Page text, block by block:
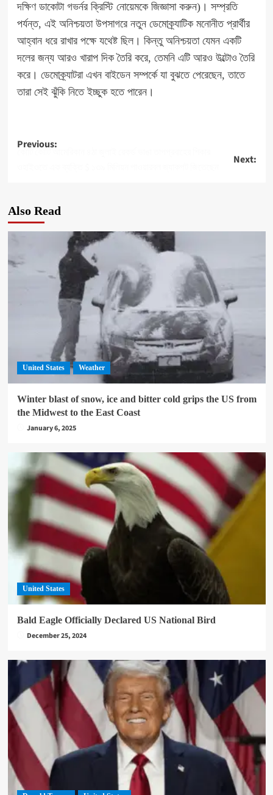
দক্ষিণ ডাকোটা গভর্নর ক্রিস্টি নোয়েমকে জিজ্ঞাসা করুন)। সম্প্রতি
পর্যন্ত, এই অনিশ্চয়তা উপসাগরে নতুন ডেমোক্র্যাটিক মনোনীত প্রার্থীর
আহ্বান ধরে রাখার পক্ষে যথেষ্ট ছিল। কিন্তু অনিশ্চয়তা যেমন একটি
দলের জন্য আরও খারাপ দিক তৈরি করে, তেমনি এটি আরও উল্টোও তৈরি
করে। ডেমোক্র্যাটরা এখন বাইডেন সম্পর্কে যা বুঝতে পেরেছেন, তাতে
তারা সেই ঝুঁকি নিতে ইচ্ছুক হতে পারেন।
Post
Previous:
কোটি কোটি আমেরিকান ৪ঠা জুলাই রেকর্ড ভাঙা তাপপ্রবাহের শিকার
Next:
Also Read
United States Weather
Winter blast of snow, ice and bitter cold grips the US from
the Midwest to the East Coast
January 6, 2025
United States
Bald Eagle Officially Declared US National Bird
December 25, 2024